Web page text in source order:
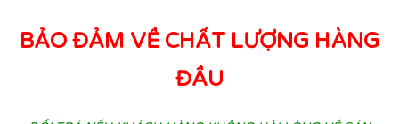
BẢO ĐẢM VỀ CHẤT LƯỢNG HÀNG
ĐẦU